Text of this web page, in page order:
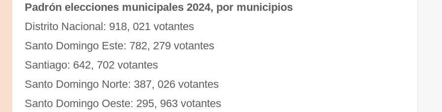
Padrón elecciones municipales 2024, por municipios
Distrito Nacional: 918, 021 votantes
Santo Domingo Este: 782, 279 votantes
Santiago: 642, 702 votantes
Santo Domingo Norte: 387, 026 votantes
Santo Domingo Oeste: 295, 963 votantes